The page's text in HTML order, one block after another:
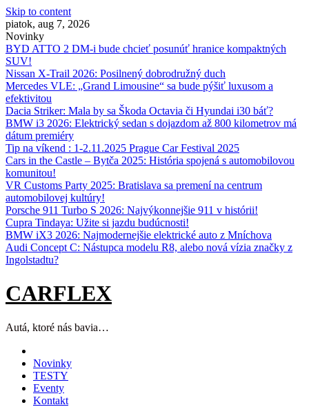
Skip to content
piatok, aug 7, 2026
Novinky
BYD ATTO 2 DM-i bude chcieť posunúť hranice kompaktných
SUV!
Nissan X‑Trail 2026: Posilnený dobrodružný duch
Mercedes VLE: „Grand Limousine“ sa bude pýšiť luxusom a
efektivitou
Dacia Striker: Mala by sa Škoda Octavia či Hyundai i30 báť?
BMW i3 2026: Elektrický sedan s dojazdom až 800 kilometrov má
dátum premiéry
Tip na víkend : 1-2.11.2025 Prague Car Festival 2025
Cars in the Castle – Bytča 2025: História spojená s automobilovou
komunitou!
VR Customs Party 2025: Bratislava sa premení na centrum
automobilovej kultúry!
Porsche 911 Turbo S 2026: Najvýkonnejšie 911 v histórii!
Cupra Tindaya: Užite si jazdu budúcnosti!
BMW iX3 2026: Najmodernejšie elektrické auto z Mníchova
Audi Concept C: Nástupca modelu R8, alebo nová vízia značky z
Ingolstadtu?
CARFLEX
Autá, ktoré nás bavia…
Novinky
TESTY
Eventy
Kontakt